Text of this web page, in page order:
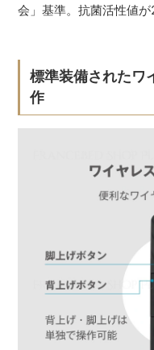
会」基準。抗菌活性値が
標準装備されたワ
作